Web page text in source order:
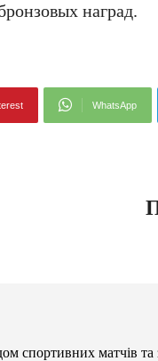
наград.
WhatsApp
спортивних матчів